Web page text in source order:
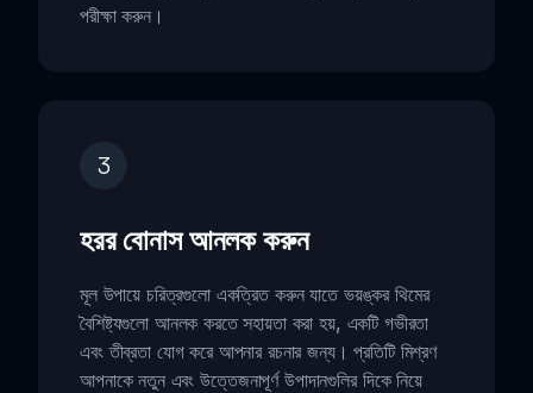
পরীক্ষা করুন।
3
হরর বোনাস আনলক করুন
মূল উপায়ে চরিত্রগুলো একত্রিত করুন যাতে ভয়ঙ্কর থিমের
বৈশিষ্ট্যগুলো আনলক করতে সহায়তা করা হয়, একটি গভীরতা
এবং তীব্রতা যোগ করে আপনার রচনার জন্য। প্রতিটি মিশ্রণ
আপনাকে নতুন এবং উত্তেজনাপূর্ণ উপাদানগুলির দিকে নিয়ে